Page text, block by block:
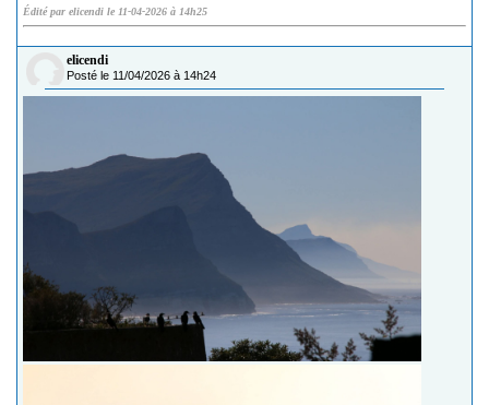
Édité par elicendi le 11-04-2026 à 14h25
elicendi
Posté le 11/04/2026 à 14h24